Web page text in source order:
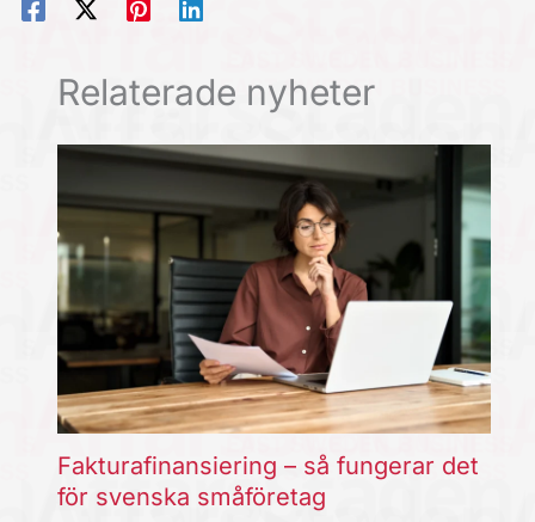
Relaterade nyheter
Fakturafinansiering – så fungerar det
för svenska småföretag